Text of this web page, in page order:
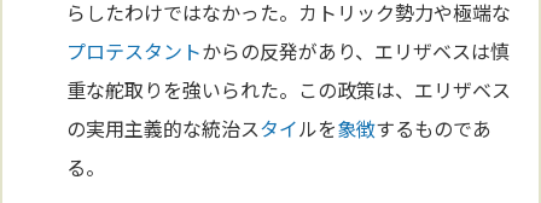
らしたわけではなかった。カトリック勢力や極端な
プロテスタントからの反発があり、エリザベスは慎
重な舵取りを強いられた。この政策は、エリザベス
の実用主義的な統治スタイルを象徴するものであ
る。